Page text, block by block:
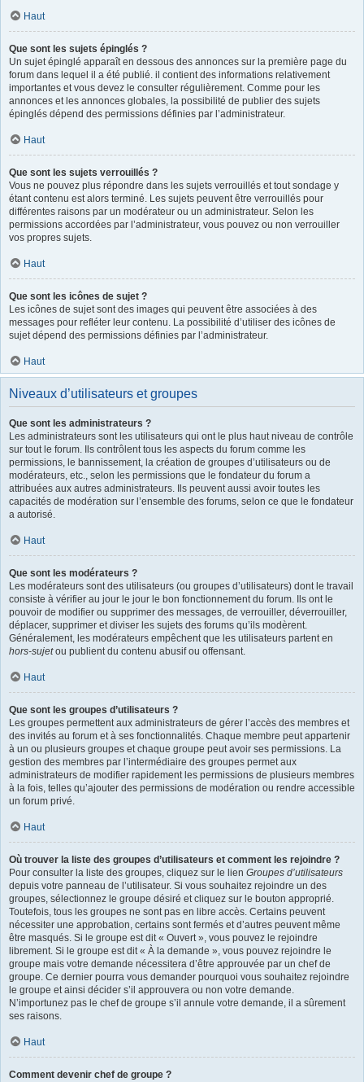
Haut
Que sont les sujets épinglés ?
Un sujet épinglé apparaît en dessous des annonces sur la première page du
forum dans lequel il a été publié. il contient des informations relativement
importantes et vous devez le consulter régulièrement. Comme pour les
annonces et les annonces globales, la possibilité de publier des sujets
épinglés dépend des permissions définies par l’administrateur.
Haut
Que sont les sujets verrouillés ?
Vous ne pouvez plus répondre dans les sujets verrouillés et tout sondage y
étant contenu est alors terminé. Les sujets peuvent être verrouillés pour
différentes raisons par un modérateur ou un administrateur. Selon les
permissions accordées par l’administrateur, vous pouvez ou non verrouiller
vos propres sujets.
Haut
Que sont les icônes de sujet ?
Les icônes de sujet sont des images qui peuvent être associées à des
messages pour refléter leur contenu. La possibilité d’utiliser des icônes de
sujet dépend des permissions définies par l’administrateur.
Haut
Niveaux d’utilisateurs et groupes
Que sont les administrateurs ?
Les administrateurs sont les utilisateurs qui ont le plus haut niveau de contrôle
sur tout le forum. Ils contrôlent tous les aspects du forum comme les
permissions, le bannissement, la création de groupes d’utilisateurs ou de
modérateurs, etc., selon les permissions que le fondateur du forum a
attribuées aux autres administrateurs. Ils peuvent aussi avoir toutes les
capacités de modération sur l’ensemble des forums, selon ce que le fondateur
a autorisé.
Haut
Que sont les modérateurs ?
Les modérateurs sont des utilisateurs (ou groupes d’utilisateurs) dont le travail
consiste à vérifier au jour le jour le bon fonctionnement du forum. Ils ont le
pouvoir de modifier ou supprimer des messages, de verrouiller, déverrouiller,
déplacer, supprimer et diviser les sujets des forums qu’ils modèrent.
Généralement, les modérateurs empêchent que les utilisateurs partent en
hors-sujetou publient du contenu abusif ou offensant.
Haut
Que sont les groupes d’utilisateurs ?
Les groupes permettent aux administrateurs de gérer l’accès des membres et
des invités au forum et à ses fonctionnalités. Chaque membre peut appartenir
à un ou plusieurs groupes et chaque groupe peut avoir ses permissions. La
gestion des membres par l’intermédiaire des groupes permet aux
administrateurs de modifier rapidement les permissions de plusieurs membres
à la fois, telles qu’ajouter des permissions de modération ou rendre accessible
un forum privé.
Haut
Où trouver la liste des groupes d’utilisateurs et comment les rejoindre ?
Pour consulter la liste des groupes, cliquez sur le lien Groupes d’utilisateurs
depuis votre panneau de l’utilisateur. Si vous souhaitez rejoindre un des
groupes, sélectionnez le groupe désiré et cliquez sur le bouton approprié.
Toutefois, tous les groupes ne sont pas en libre accès. Certains peuvent
nécessiter une approbation, certains sont fermés et d’autres peuvent même
être masqués. Si le groupe est dit « Ouvert », vous pouvez le rejoindre
librement. Si le groupe est dit « À la demande », vous pouvez rejoindre le
groupe mais votre demande nécessitera d’être approuvée par un chef de
groupe. Ce dernier pourra vous demander pourquoi vous souhaitez rejoindre
le groupe et ainsi décider s’il approuvera ou non votre demande.
N’importunez pas le chef de groupe s’il annule votre demande, il a sûrement
ses raisons.
Haut
Comment devenir chef de groupe ?